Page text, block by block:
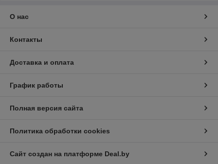
О нас
Контакты
Доставка и оплата
График работы
Полная версия сайта
Политика обработки cookies
Сайт создан на платформе Deal.by